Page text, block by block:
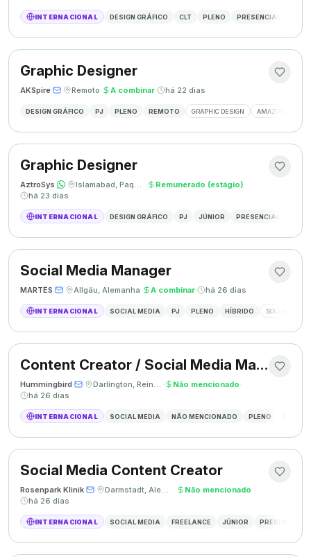
INTERNACIONAL DESIGN GRÁFICO CLT PLENO PRESENCIAL
Graphic Designer
AKSpire· · Remoto· A combinar· há 22 dias
DESIGN GRÁFICO PJ PLENO REMOTO GRAPHIC DESIGN AMAZON A+
Graphic Designer
AztroSys· · Islamabad, Paquistão · Remunerado (estágio)·
há 23 dias
INTERNACIONAL DESIGN GRÁFICO PJ JÚNIOR PRESENCIAL
Social Media Manager
MARTÈS· · Allgäu, Alemanha· A combinar· há 26 dias
INTERNACIONAL SOCIAL MEDIA PJ PLENO HÍBRIDO SOCIAL MEDIA
Content Creator / Social Media Manager
Hummingbird· · Darlington, Reino Unido · Não mencionado·
há 26 dias
INTERNACIONAL SOCIAL MEDIA NÃO MENCIONADO PLENO
Social Media Content Creator
Rosenpark Klinik· · Darmstadt, Alemanha · Não mencionado·
há 26 dias
INTERNACIONAL SOCIAL MEDIA FREELANCE JÚNIOR PRESENCIAL